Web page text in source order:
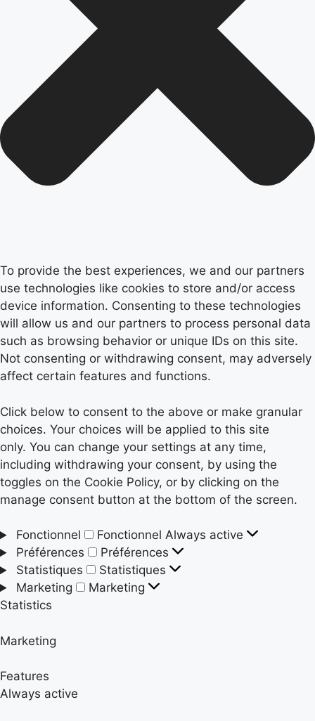
To provide the best experiences, we and our partners
use technologies like cookies to store and/or access
device information. Consenting to these technologies
will allow us and our partners to process personal data
such as browsing behavior or unique IDs on this site.
Not consenting or withdrawing consent, may adversely
affect certain features and functions.
Click below to consent to the above or make granular
choices. Your choices will be applied to this site
only. You can change your settings at any time,
including withdrawing your consent, by using the
toggles on the Cookie Policy, or by clicking on the
manage consent button at the bottom of the screen.
Fonctionnel Fonctionnel Always active
Préférences
Préférences
Statistiques
Statistiques
Marketing
Marketing
Statistics
Marketing
Features
Always active